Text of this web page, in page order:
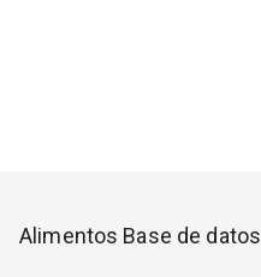
Alimentos Base de datos